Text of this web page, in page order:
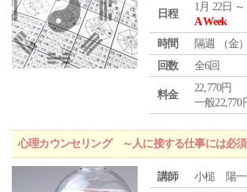
日程
1月 22日 ～
A Week
時間
隔週 （金
回数
全6回
料金
22,770円
一般22,770
心理カウンセリング ～人に接する仕事には必
講師 小槌 陽一